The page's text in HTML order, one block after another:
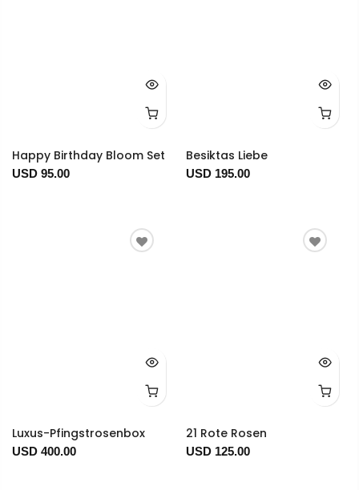
Happy Birthday Bloom Set
USD 95.00
Besiktas Liebe
USD 195.00
Luxus-Pfingstrosenbox
USD 400.00
21 Rote Rosen
USD 125.00